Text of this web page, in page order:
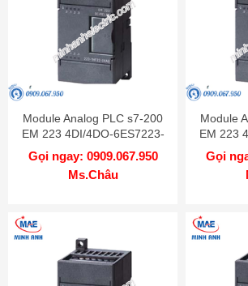
Module Analog PLC s7-200
EM 223 4DI/4DO-6ES7223-
1HF22-0XA0
Gọi ngay: 0909.067.950
Ms.Châu
Module
EM 223
Gọi